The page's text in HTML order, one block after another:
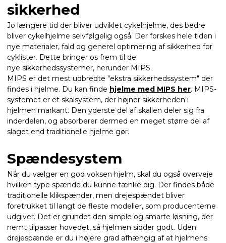
sikkerhed
Jo længere tid der bliver udviklet cykelhjelme, des bedre
bliver cykelhjelme selvfølgelig også. Der forskes hele tiden i
nye materialer, fald og generel optimering af sikkerhed for
cyklister. Dette bringer os frem til de
nye sikkerhedssystemer, herunder MIPS.
MIPS er det mest udbredte "ekstra sikkerhedssystem" der
findes i hjelme. Du kan finde hjelme med MIPS her. MIPS-
systemet er et skalsystem, der højner sikkerheden i
hjelmen markant. Den yderste del af skallen deler sig fra
inderdelen, og absorberer dermed en meget større del af
slaget end traditionelle hjelme gør.
Spændesystem
Når du vælger en god voksen hjelm, skal du også overveje
hvilken type spænde du kunne tænke dig. Der findes både
traditionelle klikspænder, men drejespændet bliver
foretrukket til langt de fleste modeller, som producenterne
udgiver. Det er grundet den simple og smarte løsning, der
nemt tilpasser hovedet, så hjelmen sidder godt. Uden
drejespænde er du i højere grad afhængig af at hjelmens